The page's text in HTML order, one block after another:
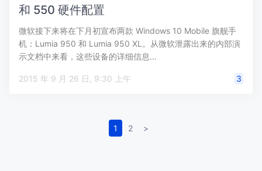
和 550 硬件配置
微软接下来将在下月初宣布两款 Windows 10 Mobile 旗舰手
机：Lumia 950 和 Lumia 950 XL。从微软泄露出来的内部演
示文档中来看，这些设备的详细信息…
2015 年 9 月 26 日, 9:30 上午 3
1 2 >